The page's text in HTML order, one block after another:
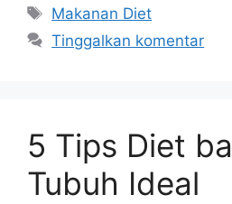
Tag
Makanan Diet
Tinggalkan komentar
5 Tips Diet
Tubuh Ideal